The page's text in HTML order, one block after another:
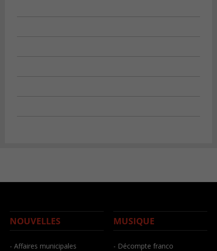
NOUVELLES
- Affaires municipales
MUSIQUE
- Décompte franco